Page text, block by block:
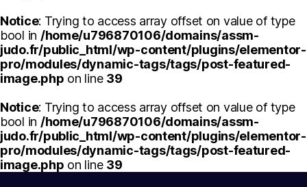
Notice: Trying to access array offset on value of type
bool in /home/u796870106/domains/assm-
judo.fr/public_html/wp-content/plugins/elementor-
pro/modules/dynamic-tags/tags/post-featured-
image.php on line 39
Notice: Trying to access array offset on value of type
bool in /home/u796870106/domains/assm-
judo.fr/public_html/wp-content/plugins/elementor-
pro/modules/dynamic-tags/tags/post-featured-
image.php on line 39